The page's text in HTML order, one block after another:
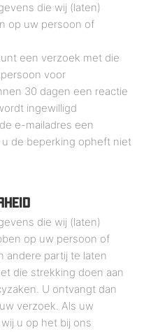
die wij (laten)
op uw persoon of
een verzoek met die
voor
30 dagen een reactie
ingewilligd
e-mailadres een
de beperking opheft niet
die wij (laten)
op uw persoon of
andere partij te laten
die strekking doen aan
U ontvangt dan
verzoek. Als uw
u op het bij ons